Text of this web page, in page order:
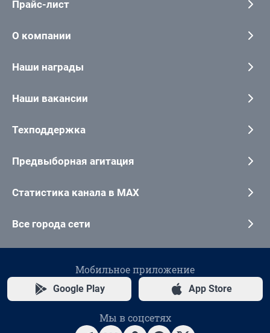
Прайс-лист
О компании
Наши награды
Наши вакансии
Техподдержка
Предвыборная агитация
Статистика канала в MAX
Все города сети
Мобильное приложение
Google Play App Store
Мы в соцсетях